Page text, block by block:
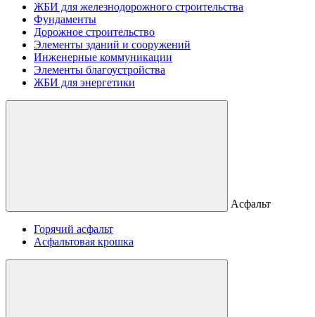
ЖБИ для железнодорожного строительства
Фундаменты
Дорожное строительство
Элементы зданий и сооружений
Инженерные коммуникации
Элементы благоустройства
ЖБИ для энергетики
Асфальт
Горячий асфальт
Асфальтовая крошка